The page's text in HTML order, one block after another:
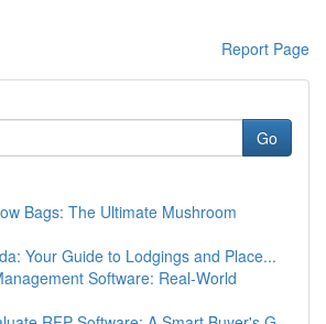
Report Page
Go
Bags: The Ultimate Mushroom
Your Guide to Lodgings and Place...
Software: Real-World